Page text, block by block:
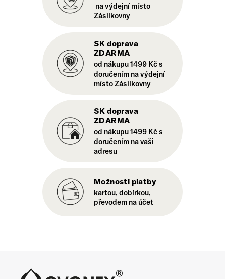
na výdejní místo
Zásilkovny
SK doprava
ZDARMA
od nákupu 1499 Kč s
doručením na výdejní
místo Zásilkovny
SK doprava
ZDARMA
od nákupu 1499 Kč s
doručením na vaši
adresu
Možnosti platby
kartou, dobírkou,
převodem na účet